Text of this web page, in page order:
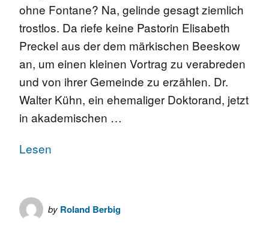
ohne Fontane? Na, gelinde gesagt ziemlich
trostlos. Da riefe keine Pastorin Elisabeth
Preckel aus der dem märkischen Beeskow
an, um einen kleinen Vortrag zu verabreden
und von ihrer Gemeinde zu erzählen. Dr.
Walter Kühn, ein ehemaliger Doktorand, jetzt
in akademischen …
Lesen
by Roland Berbig